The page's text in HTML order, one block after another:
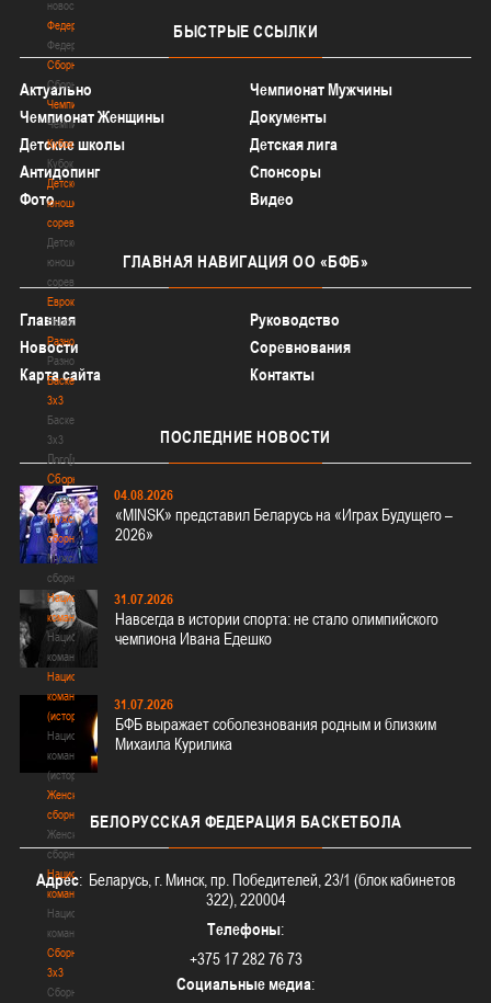
новости
Федерация
Федерация
Сборные
Сборные
Чемпионат
Чемпионат
Кубок
Кубок
Детско-
юношеские
соревнования
Детско-
юношеские
соревнования
Еврокубки
Еврокубки
Разное
Разное
Баскетбол
3х3
Баскетбол
3х3
Лого[modid=121]
Сборные
Сборные
Мужские
сборные
Мужские
сборные
Национальная
команда
Национальная
команда
Национальная
команда
(история)
Национальная
команда
(история)
Женские
сборные
Женские
сборные
Национальная
команда
Национальная
команда
Сборные
3х3
Сборные
БЫСТРЫЕ ССЫЛКИ
Актуально
Чемпионат Мужчины
Чемпионат Женщины
Документы
Детские школы
Детская лига
Антидопинг
Спонсоры
Фото
Видео
ГЛАВНАЯ НАВИГАЦИЯ ОО «БФБ»
Главная
Руководство
Новости
Соревнования
Карта сайта
Контакты
ПОСЛЕДНИЕ НОВОСТИ
04.08.2026
«MINSK» представил Беларусь на «Играх Будущего –
2026»
31.07.2026
Навсегда в истории спорта: не стало олимпийского
чемпиона Ивана Едешко
31.07.2026
БФБ выражает соболезнования родным и близким
Михаила Курилика
БЕЛОРУССКАЯ ФЕДЕРАЦИЯ БАСКЕТБОЛА
Адрес: Беларусь, г. Минск, пр. Победителей, 23/1 (блок кабинетов
322), 220004
Телефоны:
+375 17 282 76 73
Социальные медиа: